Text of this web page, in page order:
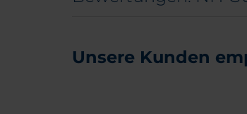
Unsere Kunden